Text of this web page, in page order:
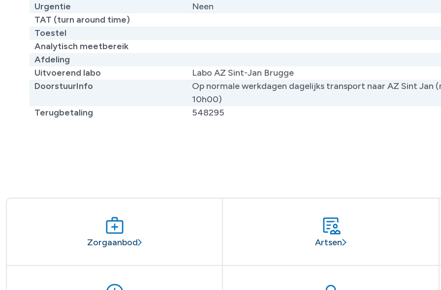
Urgentie
Neen
TAT (turn around time)
Toestel
Analytisch meetbereik
Afdeling
Uitvoerend labo
Labo AZ Sint-Jan Brugge
DoorstuurInfo
Op normale werkdagen dagelijks transport naar AZ Sint Jan
10h00)
Terugbetaling
548295
Zorgaanbod Artsen